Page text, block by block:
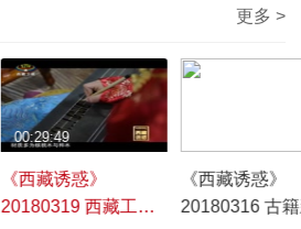
更多 >
《西藏诱惑》
20180319 西藏工匠
00:29:49
《西藏诱惑》
20180316 古